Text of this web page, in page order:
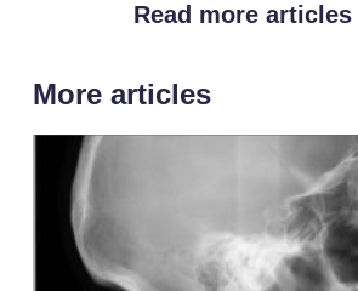
Read more articles
More articles